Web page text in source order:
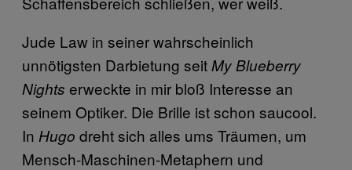
Jude Law in seiner wahrscheinlich
unnötigsten Darbietung seitMy Blueberry
Nights erweckte in mir bloß Interesse an
seinem Optiker. Die Brille ist schon saucool.
In Hugo dreht sich alles ums Träumen, um
Mensch-Maschinen-Metaphern und